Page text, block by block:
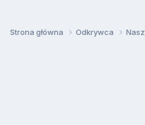
Strona główna Odkrywca